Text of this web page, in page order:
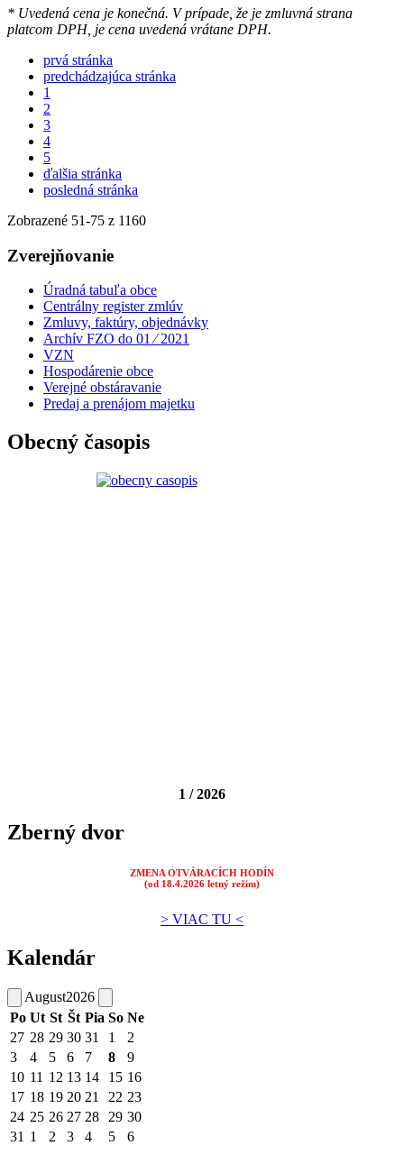
* Uvedená cena je konečná. V prípade, že je zmluvná strana
platcom DPH, je cena uvedená vrátane DPH.
prvá stránka
predchádzajúca stránka
1
2
3
4
5
ďalšia stránka
posledná stránka
Zobrazené 51-75 z 1160
Zverejňovanie
Úradná tabuľa obce
Centrálny register zmlúv
Zmluvy, faktúry, objednávky
Archív FZO do 01 ⁄ 2021
VZN
Hospodárenie obce
Verejné obstáravanie
Predaj a prenájom majetku
Obecný časopis
1 / 2026
Zberný dvor
ZMENA OTVÁRACÍCH HODÍN
(od 18.4.2026 letný režim)
> VIAC TU <
Kalendár
August2026
Po Ut St Št Pia So Ne
27 28 29 30 31 1
2
3
4 5 6 7 8
9
10 11 12 13 14 15 16
17 18 19 20 21 22 23
24 25 26 27 28 29 30
31 1 2 3 4 5 6